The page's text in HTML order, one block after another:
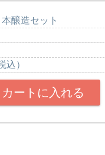
醸造セット
込）